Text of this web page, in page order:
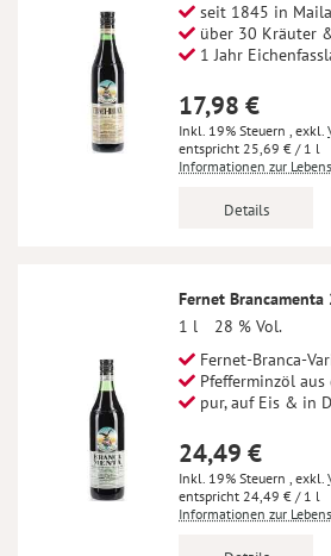
seit 1845 in
über 30 Kräuter
1 Jahr
17,98 €
Inkl. 19% Steuern , exkl.
25,69 € / 1 l
Informationen zur
Details
Fernet Brancamenta
1 l
28 % Vol.
Fernet-Branca-
Pfefferminzöl
pur, auf Eis & in
24,49 €
Inkl. 19% Steuern , exkl.
24,49 € / 1 l
Informationen zur